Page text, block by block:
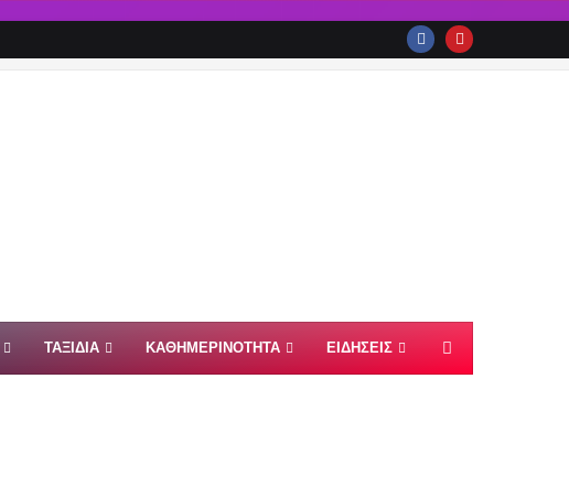
ΤΑΞΙΔΙΑ ΚΑΘΗΜΕΡΙΝΟΤΗΤΑ ΕΙΔΗΣΕΙΣ